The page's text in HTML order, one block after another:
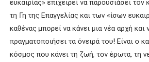
ευκαιρίας» επιχειρεί να παρουσιάσει τον
τη Γη της Επαγγελίας και των «ίσων
καθένας μπορεί να κάνει μια νέα αρχή και
πραγματοποιήσει τα όνειρά του! Είναι ο
κόσμος που κάνει τη ζωή, τον έρωτα, τη